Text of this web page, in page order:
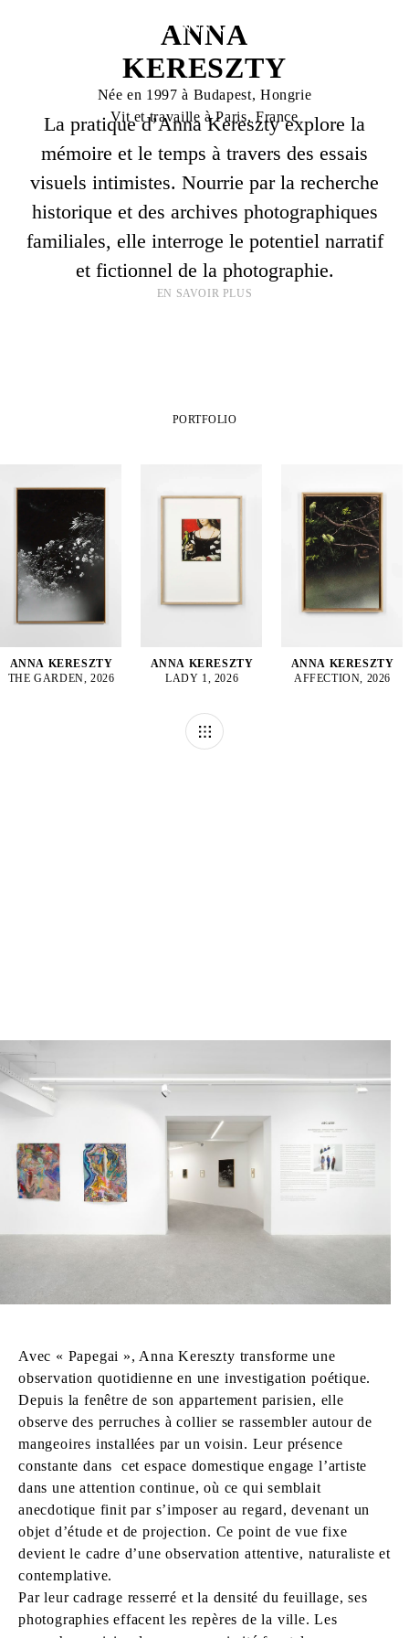
ANNA
KERESZTY
Née en 1997 à Budapest, Hongrie
Vit et travaille à Paris, France
La pratique d’Anna Kereszty explore la
mémoire et le temps à travers des essais
visuels intimistes. Nourrie par la recherche
historique et des archives photographiques
familiales, elle interroge le potentiel narratif
et fictionnel de la photographie.
EN SAVOIR PLUS
PORTFOLIO
ANNA KERESZTY
THE GARDEN, 2026
ANNA KERESZTY
LADY 1, 2026
ANNA KERESZTY
AFFECTION, 2026
Avec « Papegai », Anna Kereszty transforme une
observation quotidienne en une investigation poétique.
Depuis la fenêtre de son appartement parisien, elle
observe des perruches à collier se rassembler autour de
mangeoires installées par un voisin. Leur présence
constante dans cet espace domestique engage l’artiste
dans une attention continue, où ce qui semblait
anecdotique finit par s’imposer au regard, devenant un
objet d’étude et de projection. Ce point de vue fixe
devient le cadre d’une observation attentive, naturaliste et
contemplative.
Par leur cadrage resserré et la densité du feuillage, ses
photographies effacent les repères de la ville. Les